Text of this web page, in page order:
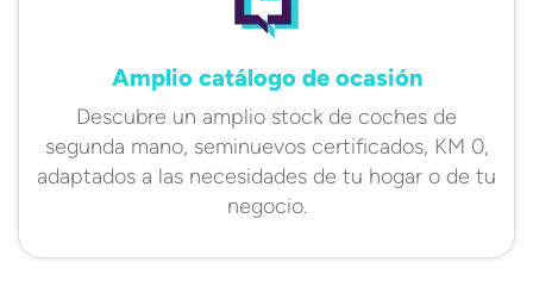
Amplio catálogo de ocasión
Descubre un amplio stock de coches de
segunda mano, seminuevos certificados, KM 0,
adaptados a las necesidades de tu hogar o de tu
negocio.